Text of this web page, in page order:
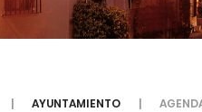
AYUNTAMIENTO